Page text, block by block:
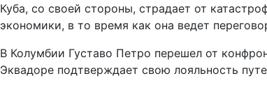
Куба, со своей стороны, страдает от
экономики, в то время как она ведет
В Колумбии Густаво Петро перешел от
Эквадоре подтверждает свою лояльность